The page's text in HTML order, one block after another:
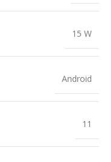
15 W
Android
11